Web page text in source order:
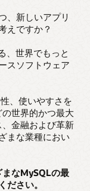
、新しいアプリ
えですか？
、世界でもっと
スソフトウェア
、使いやすさを
世界的かつ最大
金融および革新
まな業種におい
なMySQLの最
さい。